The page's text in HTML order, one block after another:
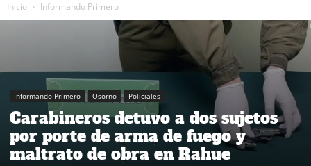
Inicio Informando Primero
Informando Primero Osorno Policiales
Carabineros detuvo a dos sujetos
por porte de arma de fuego y
maltrato de obra en Rahue